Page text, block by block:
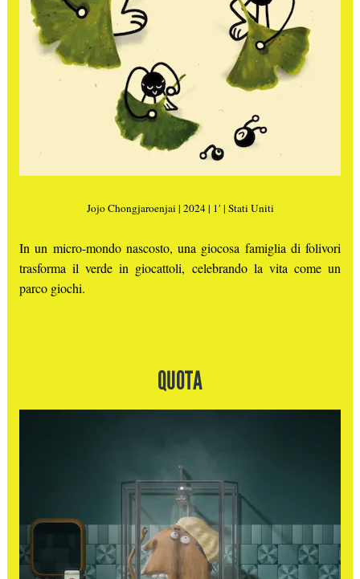
Jojo Chongjaroenjai | 2024 | 1′ | Stati Uniti
In un micro-mondo nascosto, una giocosa famiglia di folivori
trasforma il verde in giocattoli, celebrando la vita come un
parco giochi.
QUOTA